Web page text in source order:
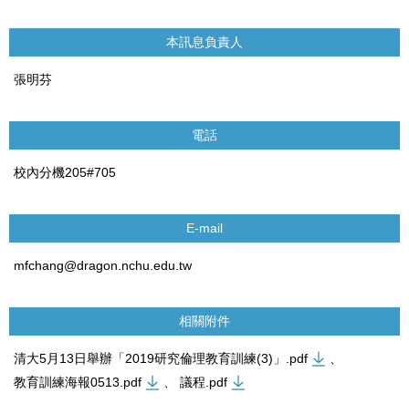
本訊息負責人
張明芬
電話
校內分機205#705
E-mail
mfchang@dragon.nchu.edu.tw
相關附件
清大5月13日舉辦「2019研究倫理教育訓練(3)」.pdf
教育訓練海報0513.pdf
議程.pdf